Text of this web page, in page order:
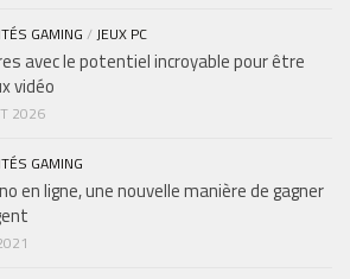
GAMING /JEUX PC
avec le potentiel incroyable pour être
vidéo
2026
GAMING
en ligne, une nouvelle manière de gagner